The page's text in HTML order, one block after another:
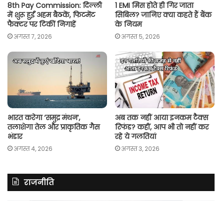
8th Pay Commission: दिल्ली
में शुरू हुईं अहम बैठकें, फिटमेंट
फैक्टर पर टिकीं निगाहें
अगस्त 7, 2026
1 EMI मिस होते ही गिर जाता
सिबिल? जानिए क्या कहते हैं बैंक
के नियम
अगस्त 5, 2026
भारत करेगा ‘समुद्र मंथन’,
तलाशेगा तेल और प्राकृतिक गैस
भंडार
अगस्त 4, 2026
अब तक नहीं आया इनकम टैक्स
रिफंड? कहीं, आप भी तो नहीं कर
रहे ये गलतियां
अगस्त 3, 2026
राजनीति